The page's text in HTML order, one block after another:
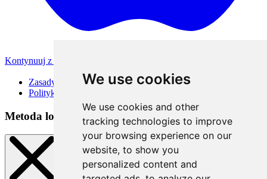
We use cookies
We use cookies and other
tracking technologies to improve
your browsing experience on our
website, to show you
personalized content and
Kontynuuj z Apple
Zasady korzystania
Polityka Prywatności
Metoda logowania